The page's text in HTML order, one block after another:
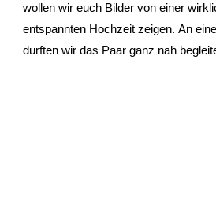
wollen wir euch Bilder von einer
entspannten Hochzeit zeigen. An
durften wir das Paar ganz nah